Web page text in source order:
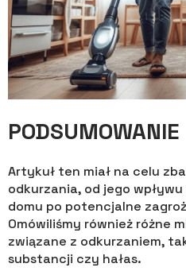
PODSUMOWANIE
Artykuł ten miał na celu
odkurzania, od jego
domu po potencjalne
Omówiliśmy również różne
związane z odkurzaniem,
substancji czy hałas.